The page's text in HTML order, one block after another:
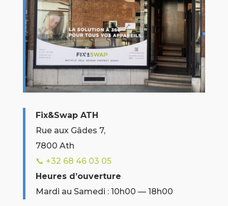
Fix&Swap ATH
Rue aux Gâdes 7,
7800 Ath
📞 +32 68 46 03 05
Heures d’ouverture
Mardi au Samedi : 10h00 — 18h00